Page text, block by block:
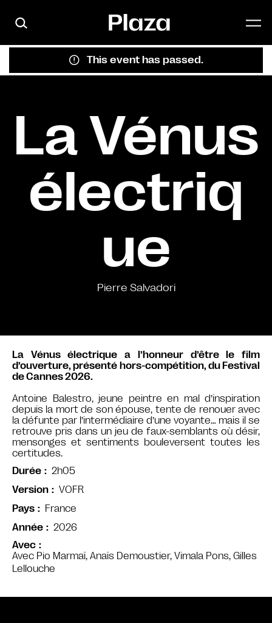
This event has passed.
La Vénus
électriq
ue
Pierre Salvadori
Avec
Avec Pio Marmaï, Anaïs Demoustier, Vimala Pons, Gilles
Lellouche
La Vénus électrique a l’honneur d’être le film
d’ouverture, présenté hors-compétition, du Festival
de Cannes 2026.
Antoine Balestro, jeune peintre en mal d’inspiration
depuis la mort de son épouse, tente de renouer avec
la défunte par l’intermédiaire d’une voyante… mais il se
retrouve pris dans un jeu de faux-semblants où désir,
mensonges et sentiments bouleversent toutes les
certitudes.
Durée
2h05
Version
VOFR
Pays
France
Année
2026